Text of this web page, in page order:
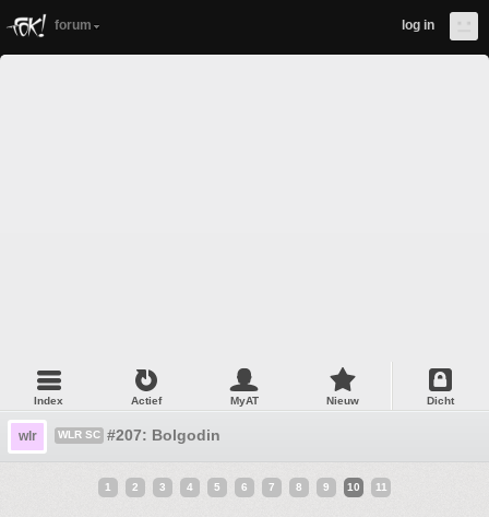
forum log in
Index Actief MyAT Nieuw Dicht
wlr WLR SC #207: Bolgodin
1 2 3 4 5 6 7 8 9 10 11